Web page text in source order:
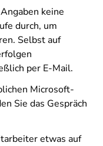
keine
durch, um
Selbst auf
per E-Mail.
Microsoft-
Sie das Gespräch
etwas auf